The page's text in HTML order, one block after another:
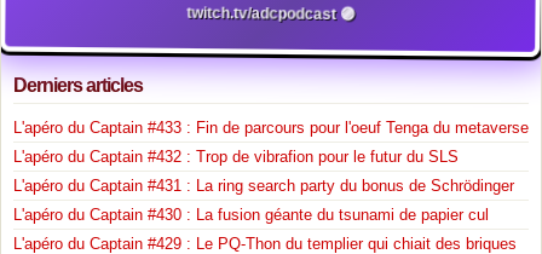
twitch.tv/adcpodcast 🟣
Derniers articles
L'apéro du Captain #433 : Fin de parcours pour l'oeuf Tenga du metaverse
L'apéro du Captain #432 : Trop de vibrafion pour le futur du SLS
L'apéro du Captain #431 : La ring search party du bonus de Schrödinger
L'apéro du Captain #430 : La fusion géante du tsunami de papier cul
L'apéro du Captain #429 : Le PQ-Thon du templier qui chiait des briques